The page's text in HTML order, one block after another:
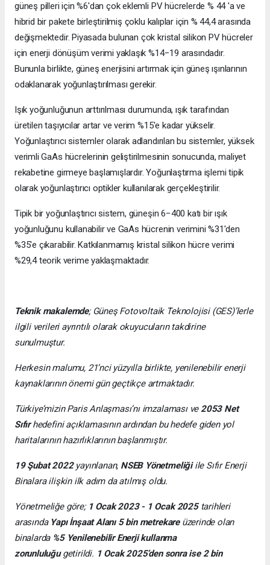
güneş pilleri için %6'dan çok eklemli PV hücrelerde % 44 'a ve
hibrid bir pakete birleştirilmiş çoklu kalıplar için % 44,4 arasında
değişmektedir. Piyasada bulunan çok kristal silikon PV hücreler
için enerji dönüşüm verimi yaklaşık %14−19 arasındadır.
Bununla birlikte, güneş enerjisini artırmak için güneş ışınlarının
odaklanarak yoğunlaştırılması gerekir.
Işık yoğunluğunun arttırılması durumunda, ışık tarafından
üretilen taşıyıcılar artar ve verim %15'e kadar yükselir.
Yoğunlaştırıcı sistemler olarak adlandırılan bu sistemler, yüksek
verimli GaAs hücrelerinin geliştirilmesinin sonucunda, maliyet
rekabetine girmeye başlamışlardır. Yoğunlaştırma işlemi tipik
olarak yoğunlaştırıcı optikler kullanılarak gerçekleştirilir.
Tipik bir yoğunlaştırıcı sistem, güneşin 6−400 katı bir ışık
yoğunluğunu kullanabilir ve GaAs hücrenin verimini %31'den
%35'e çıkarabilir. Katkılanmamış kristal silikon hücre verimi
%29,4 teorik verime yaklaşmaktadır.
Teknik makalemde; Güneş Fotovoltaik Teknolojisi (GES)’lerle
ilgili verileri ayrıntılı olarak okuyucuların takdirine
sunulmuştur.
Herkesin malumu, 21’nci yüzyılla birlikte, yenilenebilir enerji
kaynaklarının önemi gün geçtikçe artmaktadır.
Türkiye’mizin Paris Anlaşması’nı imzalaması ve2053 Net
Sıfırhedefini açıklamasının ardından bu hedefe giden yol
haritalarının hazırlıklarının başlanmıştır.
19 Şubat 2022 yayınlanan, NSEB Yönetmeliğiile Sıfır Enerji
Binalara ilişkin ilk adım da atılmış oldu.
Yönetmeliğe göre; 1 Ocak 2023 - 1 Ocak 2025 tarihleri
arasında Yapı İnşaat Alanı 5 bin metrekare üzerinde olan
binalarda%5 Yenilenebilir Enerji kullanma
zorunluluğugetirildi. 1 Ocak 2025’den sonra ise 2 bin